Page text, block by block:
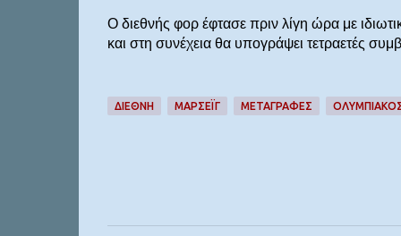
Ο διεθνής φορ έφτασε πριν λίγη ώρα με
και στη συνέχεια θα υπογράψει τετραετές
ΔΙΕΘΝΉ ΜΑΡΣΕΪΓ ΜΕΤΑΓΡΑΦΕΣ